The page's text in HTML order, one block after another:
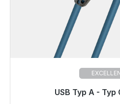
USB Typ A - Typ
Sofort